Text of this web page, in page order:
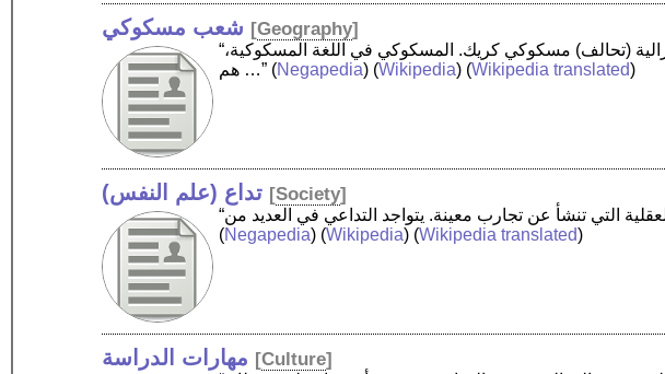
شعب مسكوكي [Geography]
“شعب المسكوكي، المعروفون أيضًا باسم مسكوكي كريك، أو كريك، أو ميفسوكفلوك، أو كونفدرالية (تحالف) مسكوكي كريك. المسكوكي في اللغة المسكوكية،
هم …” (Negapedia) (Wikipedia) (Wikipedia translated)
تداع (علم النفس) [Society]
(Negapedia) (Wikipedia) (Wikipedia translated)
مهارات الدراسة [Culture]